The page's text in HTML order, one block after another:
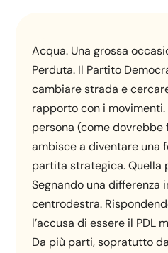
Acqua. Una grossa
Perduta. Il Partito
cambiare strada e
rapporto con i
persona (come
ambisce a diventare una
partita strategica. Quella
Segnando una differenza
centrodestra.
l’accusa di essere il PDL
Da più parti, sopratutto